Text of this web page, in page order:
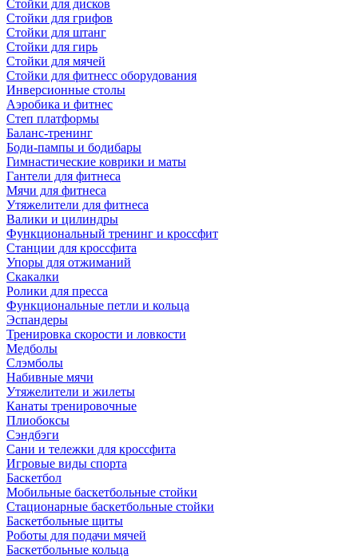
Стойки для дисков
Стойки для грифов
Стойки для штанг
Стойки для гирь
Стойки для мячей
Стойки для фитнесс оборудования
Инверсионные столы
Аэробика и фитнес
Степ платформы
Баланс-тренинг
Боди-пампы и бодибары
Гимнастические коврики и маты
Гантели для фитнеса
Мячи для фитнеса
Утяжелители для фитнеса
Валики и цилиндры
Функциональный тренинг и кроссфит
Станции для кроссфита
Упоры для отжиманий
Скакалки
Ролики для пресса
Функциональные петли и кольца
Эспандеры
Тренировка скорости и ловкости
Медболы
Слэмболы
Набивные мячи
Утяжелители и жилеты
Канаты тренировочные
Плиобоксы
Сэндбэги
Сани и тележки для кроссфита
Игровые виды спорта
Баскетбол
Мобильные баскетбольные стойки
Стационарные баскетбольные стойки
Баскетбольные щиты
Роботы для подачи мячей
Баскетбольные кольца